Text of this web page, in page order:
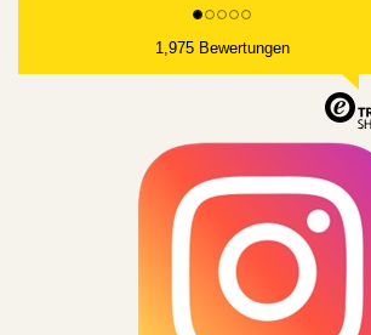
1,975 Bewertungen